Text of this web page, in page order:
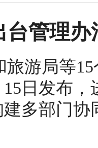
台管理
旅游局等
日发布
多部门